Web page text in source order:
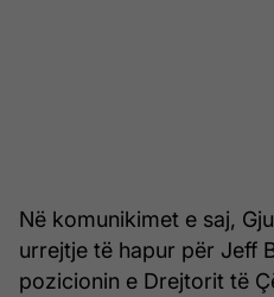
Në komunikimet e saj,
urrejtje të hapur për Jeff
pozicionin e Drejtorit të